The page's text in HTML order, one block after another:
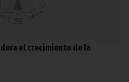
el crecimiento de la